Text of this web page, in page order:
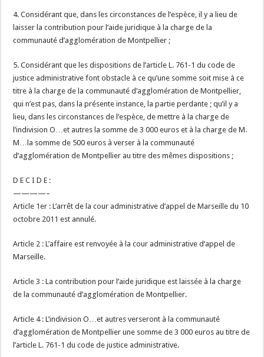
4. Considérant que, dans les circonstances de l’espèce, il y a lieu de
laisser la contribution pour l’aide juridique à la charge de la
communauté d’agglomération de Montpellier ;
5. Considérant que les dispositions de l’article L. 761-1 du code de
justice administrative font obstacle à ce qu’une somme soit mise à ce
titre à la charge de la communauté d’agglomération de Montpellier,
qui n’est pas, dans la présente instance, la partie perdante ; qu’il y a
lieu, dans les circonstances de l’espèce, de mettre à la charge de
l’indivision O…et autres la somme de 3 000 euros et à la charge de M.
M…la somme de 500 euros à verser à la communauté
d’agglomération de Montpellier au titre des mêmes dispositions ;
D E C I D E :
————–
Article 1er : L’arrêt de la cour administrative d’appel de Marseille du 10
octobre 2011 est annulé.
Article 2 : L’affaire est renvoyée à la cour administrative d’appel de
Marseille.
Article 3 : La contribution pour l’aide juridique est laissée à la charge
de la communauté d’agglomération de Montpellier.
Article 4 : L’indivision O…et autres verseront à la communauté
d’agglomération de Montpellier une somme de 3 000 euros au titre de
l’article L. 761-1 du code de justice administrative.